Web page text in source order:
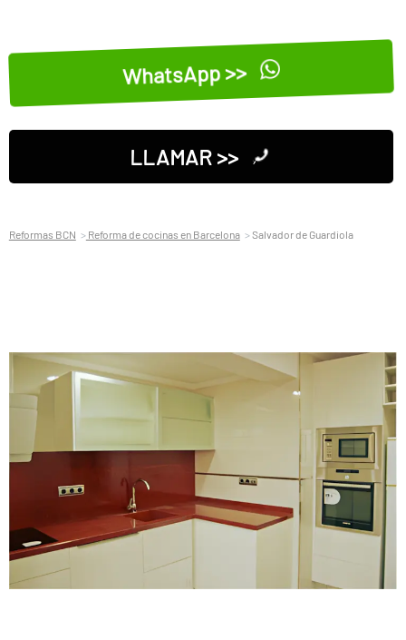
WhatsApp >>
LLAMAR >>
Reformas BCN Reforma de cocinas en Barcelona Salvador de Guardiola